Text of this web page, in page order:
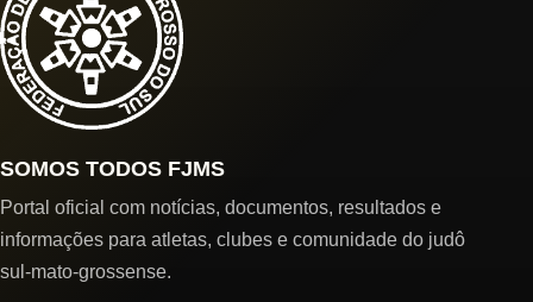
SOMOS TODOS FJMS
Portal oficial com notícias, documentos, resultados e
informações para atletas, clubes e comunidade do judô
sul-mato-grossense.